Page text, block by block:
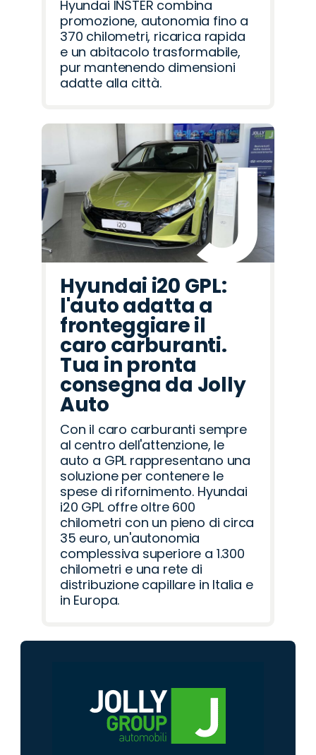
Hyundai INSTER combina
promozione, autonomia fino a
370 chilometri, ricarica rapida
e un abitacolo trasformabile,
pur mantenendo dimensioni
adatte alla città.
Hyundai i20 GPL:
l'auto adatta a
fronteggiare il
caro carburanti.
Tua in pronta
consegna da Jolly
Auto
Con il caro carburanti sempre
al centro dell'attenzione, le
auto a GPL rappresentano una
soluzione per contenere le
spese di rifornimento. Hyundai
i20 GPL offre oltre 600
chilometri con un pieno di circa
35 euro, un'autonomia
complessiva superiore a 1.300
chilometri e una rete di
distribuzione capillare in Italia e
in Europa.